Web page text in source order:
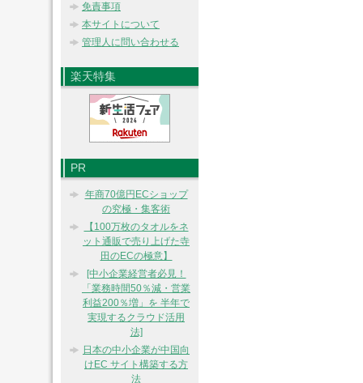
免責事項
本サイトについて
管理人に問い合わせる
楽天特集
PR
年商70億円ECショップ
の究極・集客術
【100万枚のタオルをネ
ット通販で売り上げた寺
田のECの極意】
[中小企業経営者必見！
「業務時間50％減・営業
利益200％増」を 半年で
実現するクラウド活用
法]
日本の中小企業が中国向
けEC サイト構築する方
法